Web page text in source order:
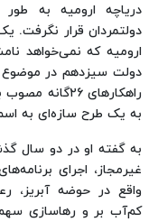
دریاچه ارومیه به
دولتمردان قرار
ارومیه که نمی‌خواهد
دولت سیزدهم در موضوع
به یک طرح سازه‌ای به
به گفته او در دو سال
غیرمجاز، اجرای
واقع در حوضه آبریز،
کم‌آب بر و رهاسازی